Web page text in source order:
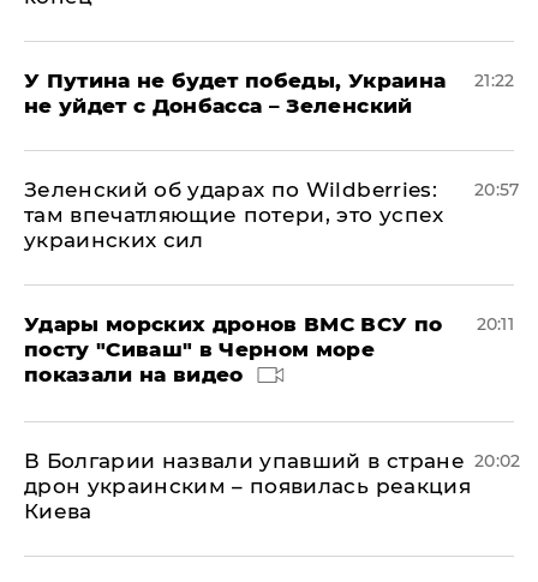
У Путина не будет победы, Украина
не уйдет с Донбасса – Зеленский
21:22
Зеленский об ударах по Wildberries:
там впечатляющие потери, это успех
украинских сил
20:57
Удары морских дронов ВМС ВСУ по
посту "Сиваш" в Черном море
показали на видео
20:11
В Болгарии назвали упавший в стране
дрон украинским – появилась реакция
Киева
20:02